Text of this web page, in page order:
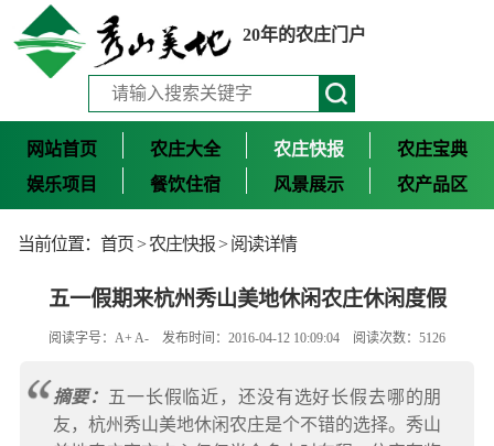
20年的农庄门户
网站首页 农庄大全 农庄快报
农庄宝典
娱乐项目
餐饮住宿 风景展示 农产品区
当前位置： 首页 >农庄快报> 阅读详情
五一假期来杭州秀山美地休闲农庄休闲度假
阅读字号： A+ A- 发布时间：2016-04-12 10:09:04 阅读次数：5126
摘要： 五一长假临近，还没有选好长假去哪的朋
友，杭州秀山美地休闲农庄是个不错的选择。秀山